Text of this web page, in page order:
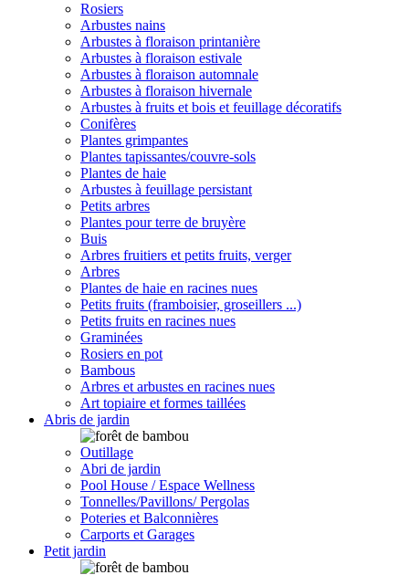
Rosiers
Arbustes nains
Arbustes à floraison printanière
Arbustes à floraison estivale
Arbustes à floraison automnale
Arbustes à floraison hivernale
Arbustes à fruits et bois et feuillage décoratifs
Conifères
Plantes grimpantes
Plantes tapissantes/couvre-sols
Plantes de haie
Arbustes à feuillage persistant
Petits arbres
Plantes pour terre de bruyère
Buis
Arbres fruitiers et petits fruits, verger
Arbres
Plantes de haie en racines nues
Petits fruits (framboisier, groseillers ...)
Petits fruits en racines nues
Graminées
Rosiers en pot
Bambous
Arbres et arbustes en racines nues
Art topiaire et formes taillées
Abris de jardin
Outillage
Abri de jardin
Pool House / Espace Wellness
Tonnelles/Pavillons/ Pergolas
Poteries et Balconnières
Carports et Garages
Petit jardin